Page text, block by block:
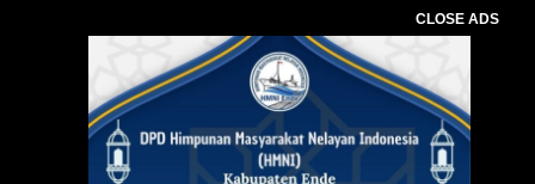
CLOSE ADS